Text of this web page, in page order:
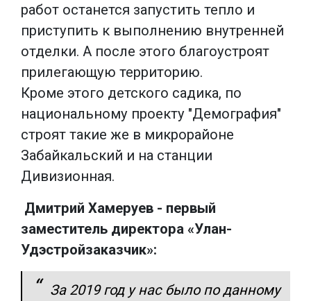
работ останется запустить тепло и
приступить к выполнению внутренней
отделки. А после этого благоустроят
прилегающую территорию.
Кроме этого детского садика, по
национальному проекту "Демография"
строят такие же в микрорайоне
Забайкальский и на станции
Дивизионная.
Дмитрий Хамеруев - первый
заместитель директора «Улан-
Удэстройзаказчик»:
За 2019 год у нас было по данному